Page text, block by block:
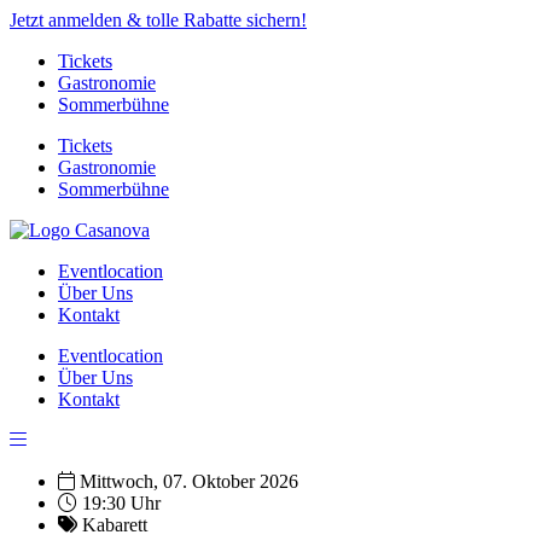
Jetzt anmelden & tolle Rabatte sichern!
Tickets
Gastronomie
Sommerbühne
Tickets
Gastronomie
Sommerbühne
Eventlocation
Über Uns
Kontakt
Eventlocation
Über Uns
Kontakt
Mittwoch, 07. Oktober 2026
19:30 Uhr
Kabarett